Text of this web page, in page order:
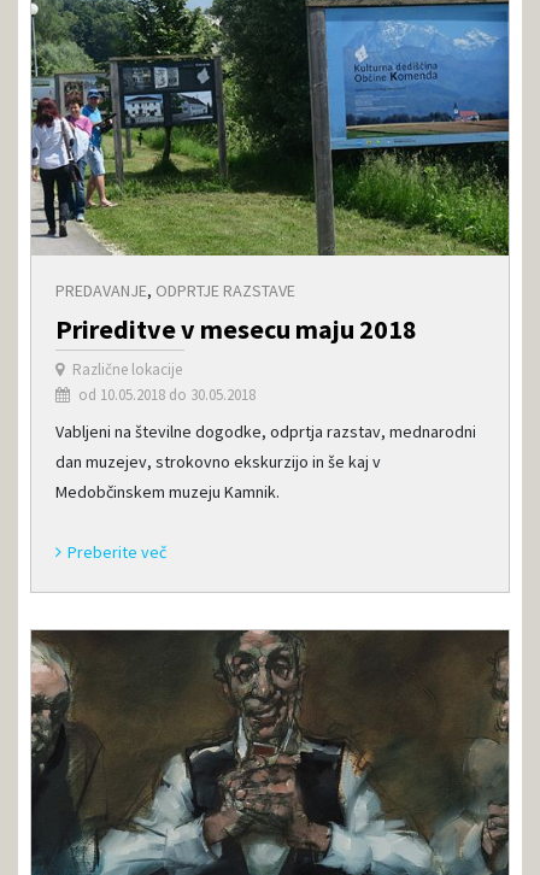
PREDAVANJE, ODPRTJE RAZSTAVE
Prireditve v mesecu maju 2018
Različne lokacije
od 10.05.2018 do 30.05.2018
Vabljeni na številne dogodke, odprtja razstav, mednarodni
dan muzejev, strokovno ekskurzijo in še kaj v
Medobčinskem muzeju Kamnik.
Preberite več